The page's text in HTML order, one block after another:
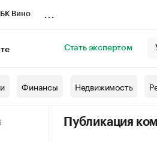
Вино
Стать экспертом
Финансы Недвижимость
Публикация